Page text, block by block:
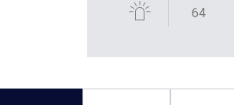
64